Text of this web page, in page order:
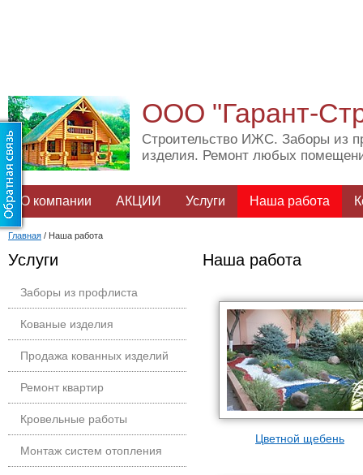
ООО "Гарант-
Строительство ИЖС. Заборы из
изделия. Ремонт любых
О компании АКЦИИ Услуги Наша работа
Главная / Наша работа
Услуги
Заборы из профлиста
Кованые изделия
Продажа кованных изделий
Ремонт квартир
Кровельные работы
Монтаж систем отопления
Наша работа
Цветной щебень